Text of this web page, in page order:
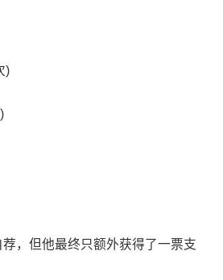
)
，但他最终只额外获得了一票支